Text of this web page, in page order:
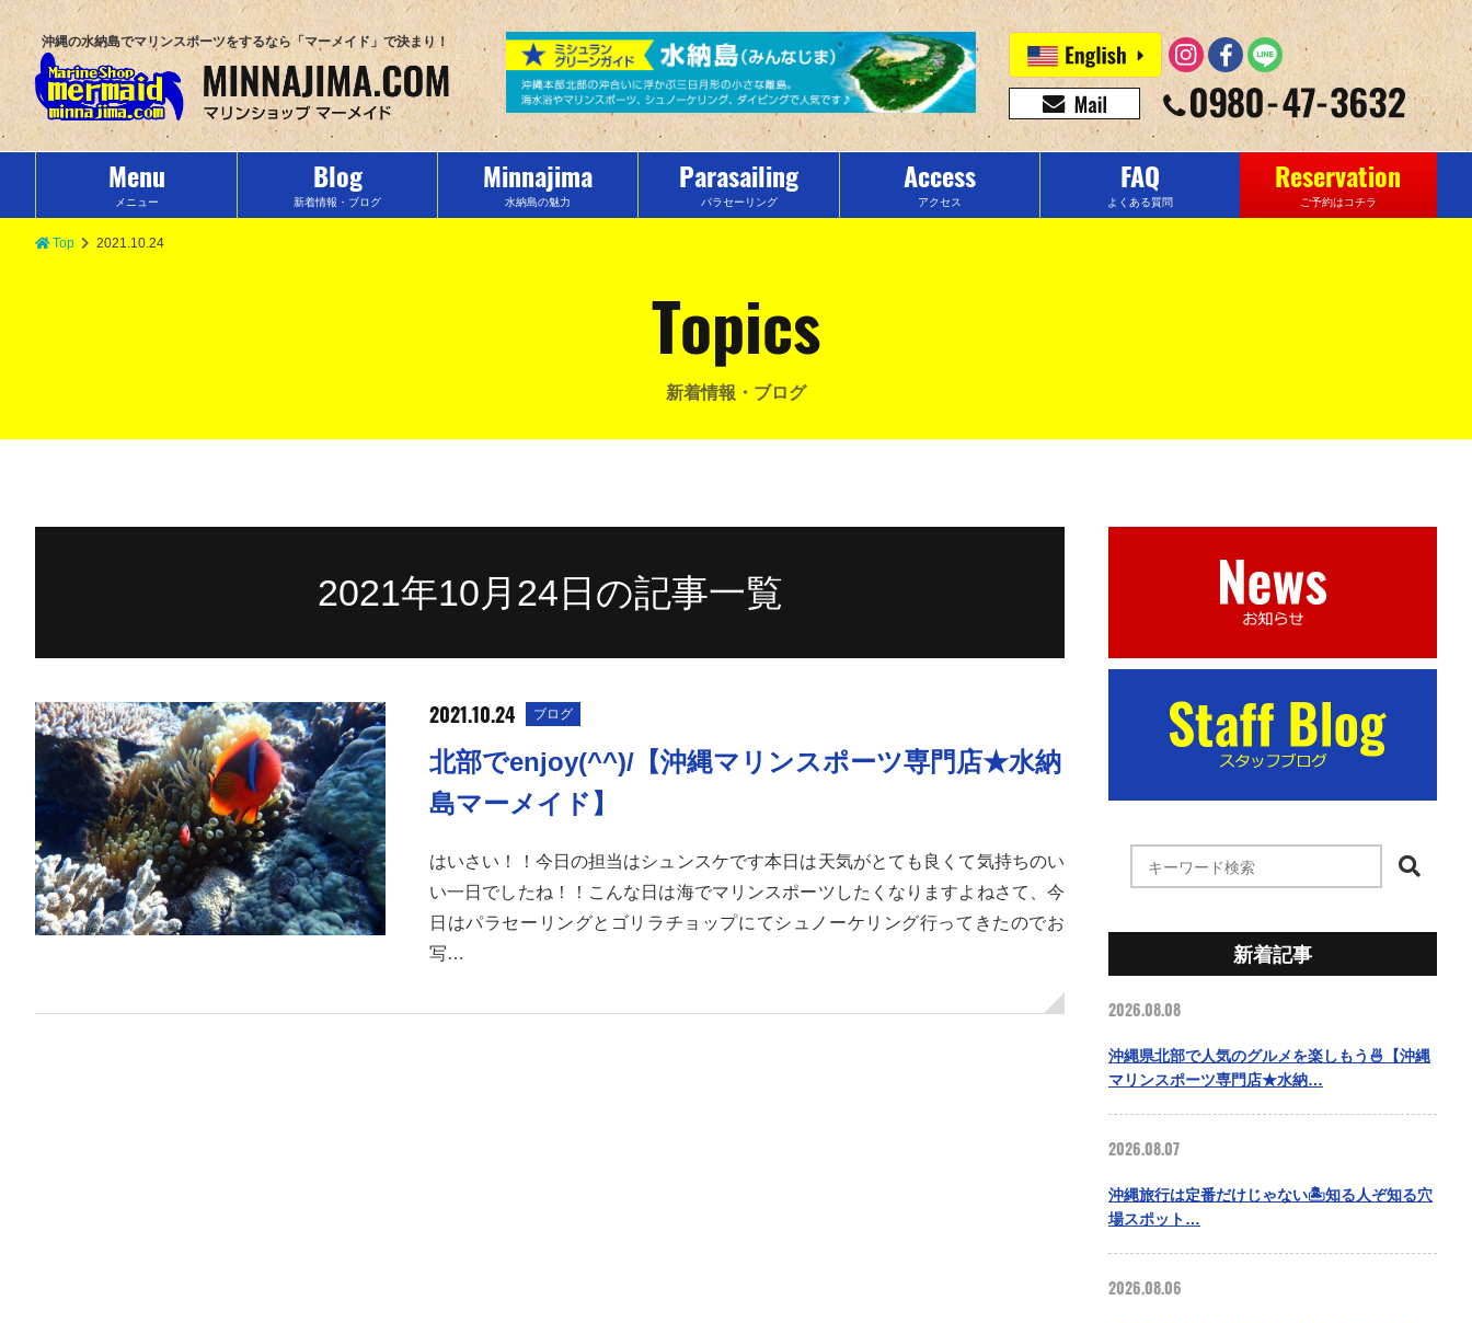
沖縄の水納島でマリンスポーツをするなら「マーメイド」で決まり！
Menu
メニュー
Blog
新着情報・ブログ
Minnajima
水納島の魅力
Parasailing
パラセーリング
Access
アクセス
FAQ
よくある質問
Reservation
ご予約はコチラ
Top 2021.10.24
Topics
新着情報・ブログ
2021年10月24日の記事一覧
2021.10.24 ブログ
北部でenjoy(^^)/【沖縄マリンスポーツ専門店★水納
島マーメイド】
はいさい！！今日の担当はシュンスケです本日は天気がとても良くて気持ちのい
い一日でしたね！！こんな日は海でマリンスポーツしたくなりますよねさて、今
日はパラセーリングとゴリラチョップにてシュノーケリング行ってきたのでお
写…
新着記事
2026.08.08
沖縄県北部で人気のグルメを楽しもう🍜【沖縄
マリンスポーツ専門店★水納…
2026.08.07
沖縄旅行は定番だけじゃない🏝️知る人ぞ知る穴
場スポット…
2026.08.06